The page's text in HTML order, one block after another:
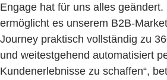
Engage hat für uns alles geändert.
ermöglicht es unserem B2B-
Journey praktisch vollständig zu
und weitestgehend automatisiert
Kundenerlebnisse zu schaffen“,